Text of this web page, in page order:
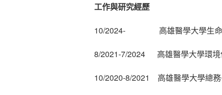
工作與研究經歷
10/2024- 高雄醫學大學生命
8/2021-7/2024 高雄醫學大學環境
10/2020-8/2021 高雄醫學大學總